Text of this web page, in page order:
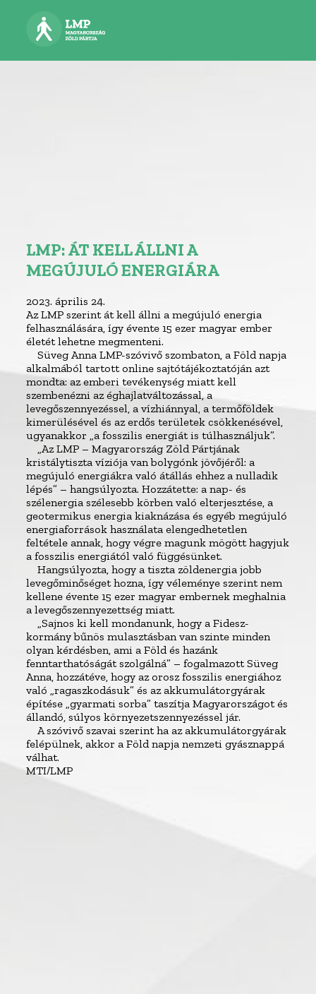
LMP: ÁT KELL ÁLLNI A
MEGÚJULÓ ENERGIÁRA
2023. április 24.
Az LMP szerint át kell állni a megújuló energia
felhasználására, így évente 15 ezer magyar ember
életét lehetne megmenteni.
Süveg Anna LMP-szóvivő szombaton, a Föld napja
alkalmából tartott online sajtótájékoztatóján azt
mondta: az emberi tevékenység miatt kell
szembenézni az éghajlatváltozással, a
levegőszennyezéssel, a vízhiánnyal, a termőföldek
kimerülésével és az erdős területek csökkenésével,
ugyanakkor „a fosszilis energiát is túlhasználjuk”.
„Az LMP – Magyarország Zöld Pártjának
kristálytiszta víziója van bolygónk jövőjéről: a
megújuló energiákra való átállás ehhez a nulladik
lépés” – hangsúlyozta. Hozzátette: a nap- és
szélenergia szélesebb körben való elterjesztése, a
geotermikus energia kiaknázása és egyéb megújuló
energiaforrások használata elengedhetetlen
feltétele annak, hogy végre magunk mögött hagyjuk
a fosszilis energiától való függésünket.
Hangsúlyozta, hogy a tiszta zöldenergia jobb
levegőminőséget hozna, így véleménye szerint nem
kellene évente 15 ezer magyar embernek meghalnia
a levegőszennyezettség miatt.
„Sajnos ki kell mondanunk, hogy a Fidesz-
kormány bűnös mulasztásban van szinte minden
olyan kérdésben, ami a Föld és hazánk
fenntarthatóságát szolgálná” – fogalmazott Süveg
Anna, hozzátéve, hogy az orosz fosszilis energiához
való „ragaszkodásuk” és az akkumulátorgyárak
építése „gyarmati sorba” taszítja Magyarországot és
állandó, súlyos környezetszennyezéssel jár.
A szóvivő szavai szerint ha az akkumulátorgyárak
felépülnek, akkor a Föld napja nemzeti gyásznappá
válhat.
MTI/LMP